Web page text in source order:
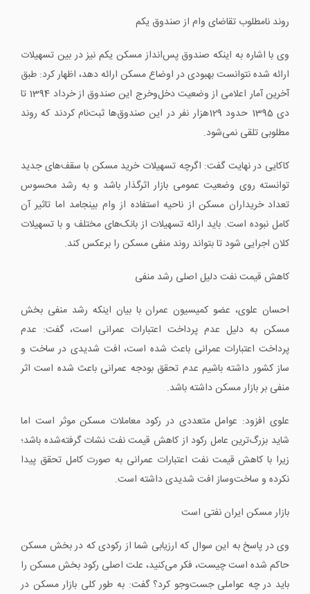
روند نامطلوب تقاضای وام از صندوق یکم
وی با اشاره به اینکه صندوق پس‌انداز مسکن یکم نیز در بین تسهیلات
ارائه ‌شده نتوانست بهبودی در اوضاع مسکن ارائه دهد، اظهار کرد: طبق
آخرین آمار اعلامی از وضعیت دخل‌وخرج این صندوق از خرداد 1394 تا
دی 1395 حدود 129هزار نفر در این صندوق‌ها ثبت‌نام کردند که روند
مطلوبی تلقی نمی‌شود.
کاکایی در نهایت گفت: اگرچه تسهیلات خرید مسکن با سقف‌های جدید
توانسته روی وضعیت عمومی بازار اثرگذار باشد و به رشد محسوس
تعداد خریداران مسکن از ناحیه استفاده از وام بینجامد اما تاثیر آن
کامل نبوده است. باید ارائه تسهیلات از بانک‌های مختلف و با تسهیلات
کلان اجرایی شود تا بتواند روند منفی مسکن را برعکس کند.
کاهش قیمت نفت دلیل اصلی رشد منفی
احسان علوی، عضو کمیسیون عمران با بیان اینکه رشد منفی بخش
مسکن به دلیل عدم پرداخت اعتبارات عمرانی است، گفت: عدم
پرداخت اعتبارات عمرانی باعث شده است، افت شدیدی در ساخت‌ و
ساز کشور داشته باشیم عدم تحقق بودجه عمرانی باعث شده است اثر
منفی بر بازار مسکن داشته باشد.
علوی افزود: عوامل متعددی در رکود معاملات مسکن موثر است اما
شاید بزرگ‌ترین عامل رکود از کاهش قیمت نفت نشات گرفته‌شده باشد؛
زیرا با کاهش قیمت نفت اعتبارات عمرانی به ‌صورت کامل تحقق پیدا
نکرده و ساخت‌وساز افت شدیدی داشته است.
بازار مسکن ایران نفتی است
وی در پاسخ به این سوال که ارزیابی شما از رکودی که در بخش مسکن
حاکم شده است چیست، فکر می‌کنید، علت اصلی رکود بخش مسکن را
باید در چه عواملی جست‌وجو کرد؟ گفت: به طور کلی بازار مسکن در